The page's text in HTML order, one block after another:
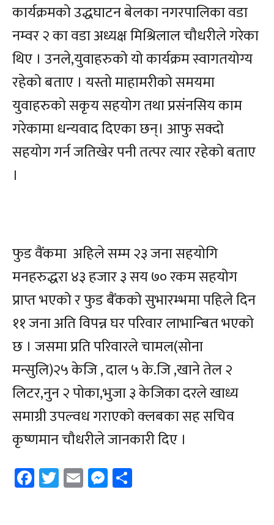
कार्यक्रमको उद्धघाटन बेलका नगरपालिका वडा
नम्वर २ का वडा अध्यक्ष मिश्रिलाल चौधरीले गरेका
थिए । उनले,युवाहरुको यो कार्यक्रम स्वागतयोग्य
रहेको बताए । यस्तो माहामरीको समयमा
युवाहरुको सकृय सहयोग तथा प्रसंनसिय काम
गरेकामा धन्यवाद दिएका छन्। आफु सक्दो
सहयोग गर्न जतिखेर पनी तत्पर त्यार रहेको बताए
।
फुड वैंकमा अहिले सम्म २३ जना सहयोगि
मनहरुद्धरा ४३ हजार ३ सय ७० रकम सहयोग
प्राप्त भएको र फुड बैंकको सुभारम्भमा पहिले दिन
११ जना अति विपन्न घर परिवार लाभान्बित भएको
छ । जसमा प्रति परिवारले चामल(सोना
मन्सुलि)२५ केजि , दाल ५ के.जि ,खाने तेल २
लिटर,नुन २ पोका,भुजा ३ केजिका दरले खाध्य
समाग्री उपल्वध गराएको क्लबका सह सचिव
कृष्णमान चौधरीले जानकारी दिए ।
Facebook
Twitter
EmailMessenger